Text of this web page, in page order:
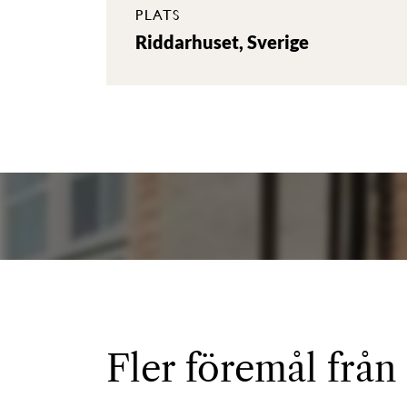
PLATS
Riddarhuset, Sverige
Fler föremål